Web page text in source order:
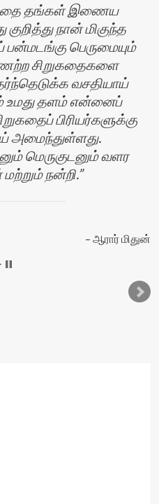
தங்கள் இணைய
குறித்து நான் மிகுந்த
பன்மடங்கு பெருமையும்
சிறுகதைகளை
வசதியாய்
உமது தளம் என்னைப்
பிரியர்களுக்கு
அமைந்துள்ளது.
மெருகுடனும் வளர
நன்றி.
ஆரார் மிதுன்